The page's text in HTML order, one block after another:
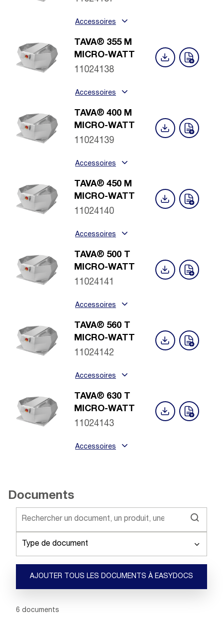
Accessoires
TAVA® 355 M
MICRO-WATT
11024138
Accessoires
TAVA® 400 M
MICRO-WATT
11024139
Accessoires
TAVA® 450 M
MICRO-WATT
11024140
Accessoires
TAVA® 500 T
MICRO-WATT
11024141
Accessoires
TAVA® 560 T
MICRO-WATT
11024142
Accessoires
TAVA® 630 T
MICRO-WATT
11024143
Accessoires
Documents
Type de document
AJOUTER TOUS LES DOCUMENTS À EASYDOCS
Showing 1 -6
6 documents